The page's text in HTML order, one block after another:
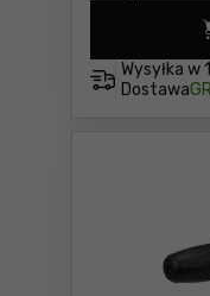
Wysyłka w
Dostawa